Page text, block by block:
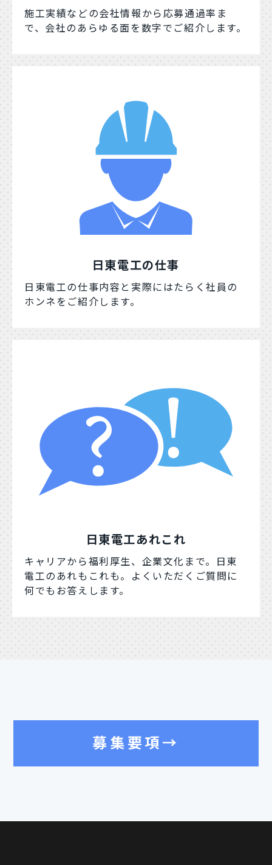
施工実績などの会社情報から応募通過率ま
で、会社のあらゆる面を数字でご紹介します。
日東電工の仕事
日東電工の仕事内容と実際にはたらく社員の
ホンネをご紹介します。
日東電工あれこれ
キャリアから福利厚生、企業文化まで。日東
電工のあれもこれも。よくいただくご質問に
何でもお答えします。
募集要項→